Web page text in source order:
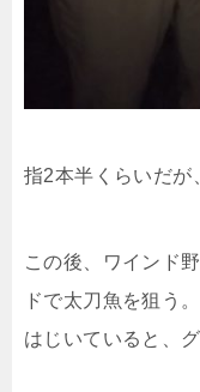
指2本半くらいだが
この後、ワインド
ドで太刀魚を狙う
はじいていると、